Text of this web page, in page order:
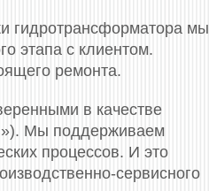
гидротрансформатора мы
этапа с клиентом.
ремонта.
в качестве
Мы поддерживаем
процессов. И это
сервисного